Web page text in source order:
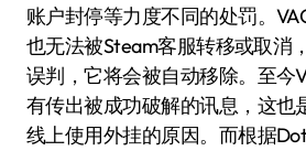
账户封停等力度不同的处罚。
也无法被Steam客服转移或取消
误判，它将会被自动移除。至今
有传出被成功破解的讯息，这也
线上使用外挂的原因。而根据